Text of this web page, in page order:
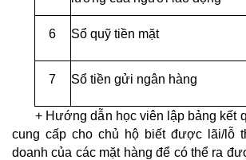
6 Sổ quỹ tiền mặt
7 Sổ tiền gửi ngân hàng
+ Hướng dẫn học viên lập bảng kết
cung cấp cho chủ hộ biết được lãi/lỗ
doanh của các mặt hàng để có thể ra